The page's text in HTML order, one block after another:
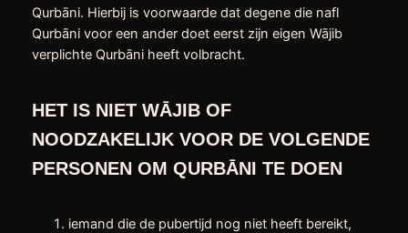
Qurbāni. Hierbij is voorwaarde dat degene die nafl
Qurbāni voor een ander doet eerst zijn eigen Wājib
verplichte Qurbāni heeft volbracht.
HET IS NIET WĀJIB OF
NOODZAKELIJK VOOR DE VOLGENDE
PERSONEN OM QURBĀNI TE DOEN
iemand die de pubertijd nog niet heeft bereikt,